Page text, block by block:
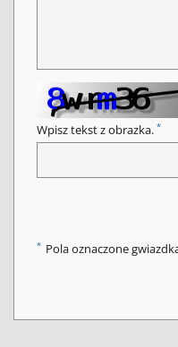
Wpisz tekst z obrazka. *
* Pola oznaczone